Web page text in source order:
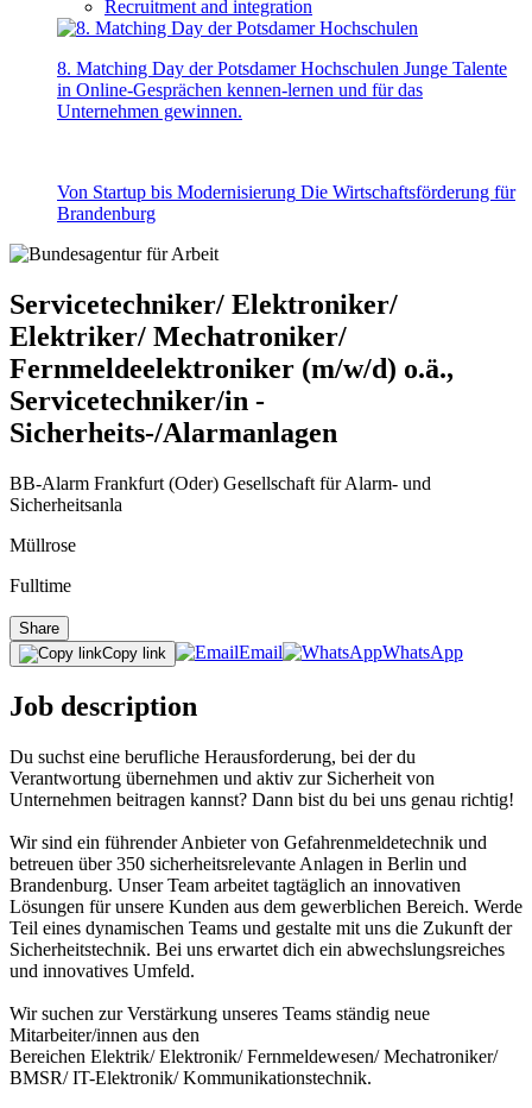
Recruitment and integration
8. Matching Day der Potsdamer Hochschulen Junge Talente
in Online-Gesprächen kennen-lernen und für das
Unternehmen gewinnen.
Von Startup bis Modernisierung Die Wirtschaftsförderung für
Brandenburg
Servicetechniker/ Elektroniker/
Elektriker/ Mechatroniker/
Fernmeldeelektroniker (m/w/d) o.ä.,
Servicetechniker/in -
Sicherheits-/Alarmanlagen
BB-Alarm Frankfurt (Oder) Gesellschaft für Alarm- und
Sicherheitsanla
Müllrose
Fulltime
Share
Copy link
Email WhatsApp
Job description
Du suchst eine berufliche Herausforderung, bei der du
Verantwortung übernehmen und aktiv zur Sicherheit von
Unternehmen beitragen kannst? Dann bist du bei uns genau richtig!
Wir sind ein führender Anbieter von Gefahrenmeldetechnik und
betreuen über 350 sicherheitsrelevante Anlagen in Berlin und
Brandenburg. Unser Team arbeitet tagtäglich an innovativen
Lösungen für unsere Kunden aus dem gewerblichen Bereich. Werde
Teil eines dynamischen Teams und gestalte mit uns die Zukunft der
Sicherheitstechnik. Bei uns erwartet dich ein abwechslungsreiches
und innovatives Umfeld.
Wir suchen zur Verstärkung unseres Teams ständig neue
Mitarbeiter/innen aus den
Bereichen Elektrik/ Elektronik/ Fernmeldewesen/ Mechatroniker/
BMSR/ IT-Elektronik/ Kommunikationstechnik.